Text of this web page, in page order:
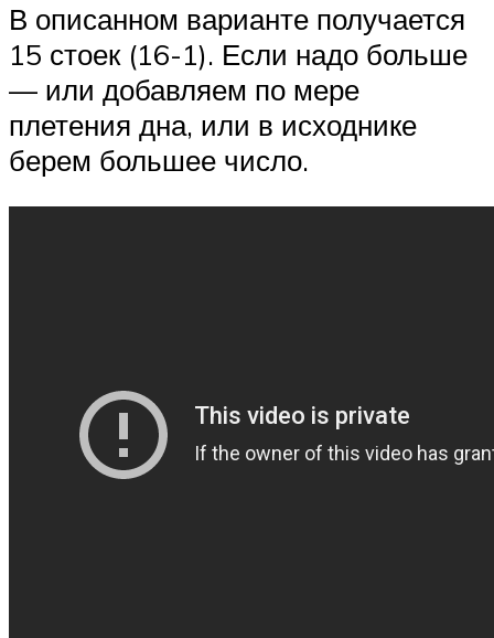
В описанном варианте получается
15 стоек (16-1). Если надо больше
— или добавляем по мере
плетения дна, или в исходнике
берем большее число.